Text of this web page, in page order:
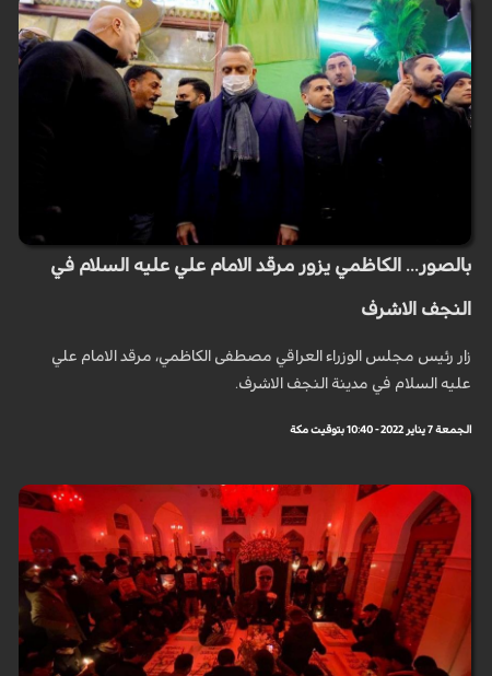
بالصور... الكاظمي يزور مرقد الامام علي عليه السلام في
النجف الاشرف
زار رئيس مجلس الوزراء العراقي مصطفى الكاظمي، مرقد الامام علي
عليه السلام في مدينة النجف الاشرف.
الجمعة 7 يناير 2022 - 10:40 بتوقيت مكة